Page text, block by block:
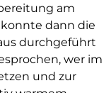
am
dann die
durchgeführt
wer im
und zur